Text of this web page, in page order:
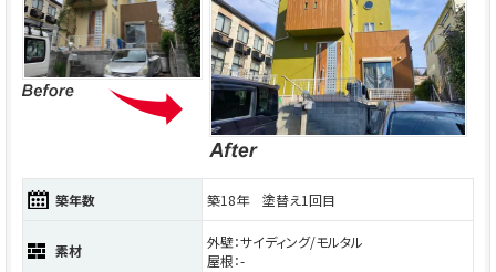
築年数 築18年 塗替え1回目
素材
外壁：サイディング/モルタル
屋根：-